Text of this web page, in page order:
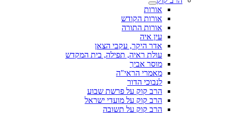
אורות
אורות הקודש
אורות התורה
עין איה
אדר היקר, עקבי הצאן
עולת ראיה, תפילה, בית המקדש
מוסר אביך
מאמרי הראי"ה
לנבוכי הדור
הרב קוק על פרשת שבוע
הרב קוק על מועדי ישראל
הרב קוק על תשובה